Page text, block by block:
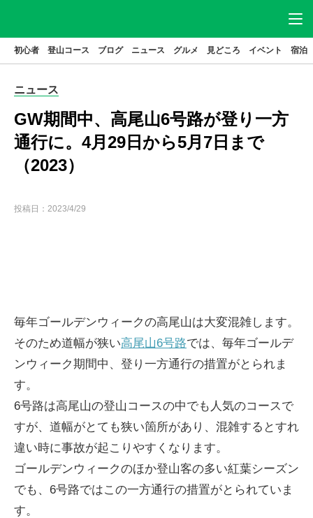
ニュース アクセス 駐車場
登山コース
見どころ
イベント
高尾山の花
ENGLISH
初心者 登山コース ブログ ニュース グルメ 見どころ イベント 宿泊
ニュース
GW期間中、高尾山6号路が登り一方
通行に。4月29日から5月7日まで
（2023）
投稿日： 2023/4/29
毎年ゴールデンウィークの高尾山は大変混雑します。
そのため道幅が狭い高尾山6号路では、毎年ゴールデ
ンウィーク期間中、登り一方通行の措置がとられま
す。
6号路は高尾山の登山コースの中でも人気のコースで
すが、道幅がとても狭い箇所があり、混雑するとすれ
違い時に事故が起こりやすくなります。
ゴールデンウィークのほか登山客の多い紅葉シーズン
でも、6号路ではこの一方通行の措置がとられていま
す。